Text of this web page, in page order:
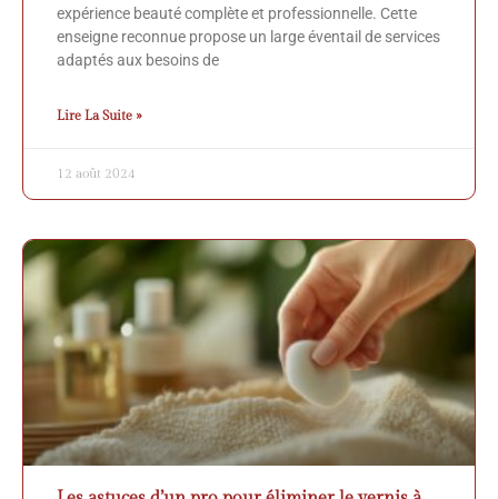
expérience beauté complète et professionnelle. Cette
enseigne reconnue propose un large éventail de services
adaptés aux besoins de
Lire La Suite »
12 août 2024